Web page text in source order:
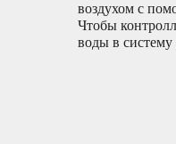
воздухом с
Чтобы
воды в систему